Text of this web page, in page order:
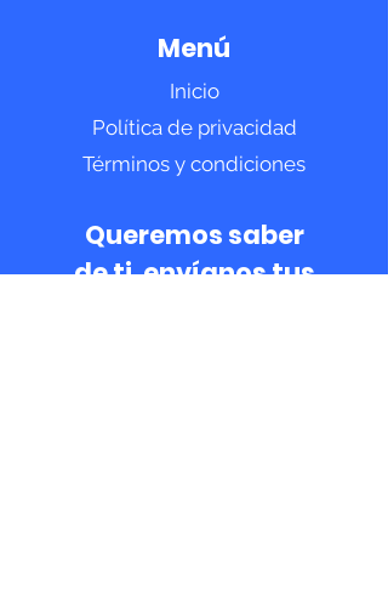
Menú
Inicio
Política de privacidad
Términos y condiciones
Queremos saber
de ti, envíanos tus